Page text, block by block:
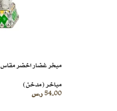
مبخر غضار اخضر مقاس 13
مباخر (مدخن)
54.00ر.س